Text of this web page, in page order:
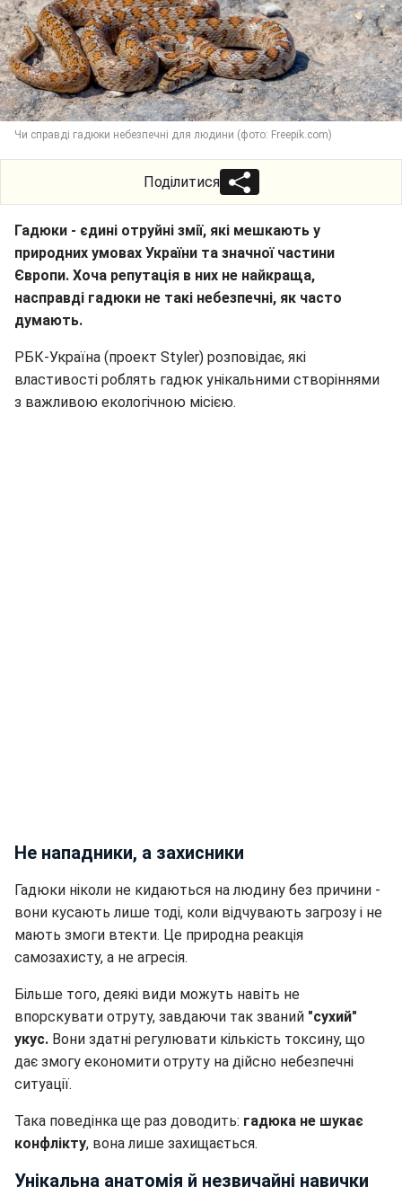
Чи справді гадюки небезпечні для людини (фото: Freepik.com)
Поділитися
Гадюки - єдині отруйні змії, які мешкають у
природних умовах України та значної частини
Європи. Хоча репутація в них не найкраща,
насправді гадюки не такі небезпечні, як часто
думають.
РБК-Україна (проект Styler) розповідає, які
властивості роблять гадюк унікальними створіннями
з важливою екологічною місією.
Не нападники, а захисники
Гадюки ніколи не кидаються на людину без причини -
вони кусають лише тоді, коли відчувають загрозу і не
мають змоги втекти. Це природна реакція
самозахисту, а не агресія.
Більше того, деякі види можуть навіть не
впорскувати отруту, завдаючи так званий "сухий"
укус. Вони здатні регулювати кількість токсину, що
дає змогу економити отруту на дійсно небезпечні
ситуації.
Така поведінка ще раз доводить: гадюка не шукає
конфлікту, вона лише захищається.
Унікальна анатомія й незвичайні навички